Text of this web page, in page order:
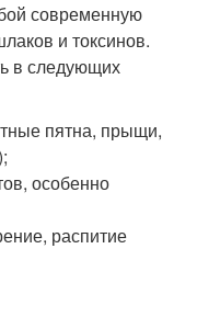
современную
и токсинов.
в следующих
пятна, прыщи,
особенно
распитие